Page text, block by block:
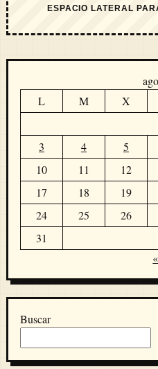
ESPACIO LATERAL
L
M X
3
4 5
10
11 12
17
18 19
24
25 26
31
Buscar